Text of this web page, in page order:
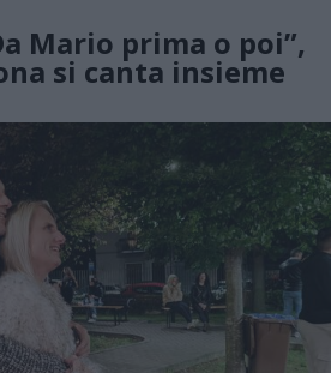
Mario prima o poi”,
si canta insieme